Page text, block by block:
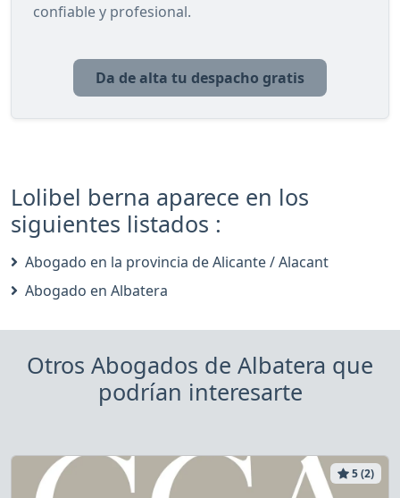
confiable y profesional.
Da de alta tu despacho gratis
Lolibel berna aparece en los
siguientes listados :
Abogado en la provincia de Alicante / Alacant
Abogado en Albatera
Otros Abogados de Albatera que
podrían interesarte
5 (2)